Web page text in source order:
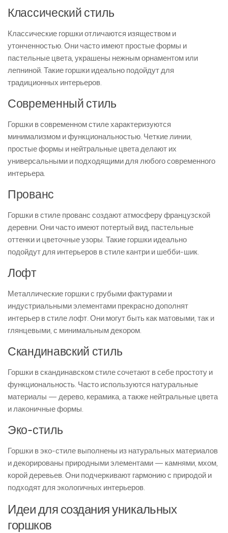
Классический стиль
Классические горшки отличаются изяществом и
утонченностью. Они часто имеют простые формы и
пастельные цвета, украшены нежным орнаментом или
лепниной. Такие горшки идеально подойдут для
традиционных интерьеров.
Современный стиль
Горшки в современном стиле характеризуются
минимализмом и функциональностью. Четкие линии,
простые формы и нейтральные цвета делают их
универсальными и подходящими для любого современного
интерьера.
Прованс
Горшки в стиле прованс создают атмосферу французской
деревни. Они часто имеют потертый вид, пастельные
оттенки и цветочные узоры. Такие горшки идеально
подойдут для интерьеров в стиле кантри и шебби-шик.
Лофт
Металлические горшки с грубыми фактурами и
индустриальными элементами прекрасно дополнят
интерьер в стиле лофт. Они могут быть как матовыми, так и
глянцевыми, с минимальным декором.
Скандинавский стиль
Горшки в скандинавском стиле сочетают в себе простоту и
функциональность. Часто используются натуральные
материалы — дерево, керамика, а также нейтральные цвета
и лаконичные формы.
Эко-стиль
Горшки в эко-стиле выполнены из натуральных материалов
и декорированы природными элементами — камнями, мхом,
корой деревьев. Они подчеркивают гармонию с природой и
подходят для экологичных интерьеров.
Идеи для создания уникальных
горшков